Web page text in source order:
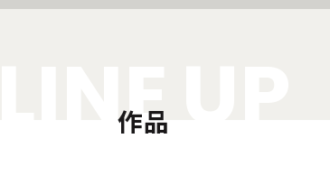
NE
作品